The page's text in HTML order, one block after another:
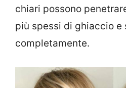
chiari possono
più spessi di ghiaccio e
completamente.